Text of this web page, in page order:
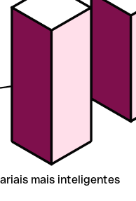
mais inteligentes